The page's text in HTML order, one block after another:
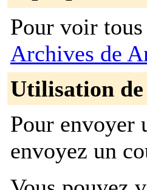
Pour voir tous
Archives de
Utilisation
Pour envoyer
envoyez un